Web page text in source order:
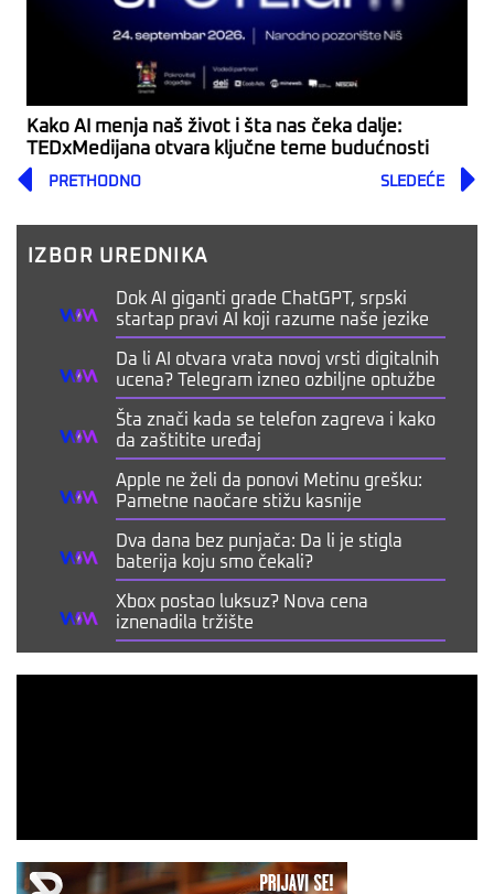
Kako AI menja naš život i šta nas čeka dalje:
TEDxMedijana otvara ključne teme budućnosti
Prev
PRETHODNO SLEDEĆE
IZBOR UREDNIKA
Dok AI giganti grade ChatGPT, srpski
startap pravi AI koji razume naše jezike
Da li AI otvara vrata novoj vrsti digitalnih
ucena? Telegram izneo ozbiljne optužbe
Šta znači kada se telefon zagreva i kako
da zaštitite uređaj
Apple ne želi da ponovi Metinu grešku:
Pametne naočare stižu kasnije
Dva dana bez punjača: Da li je stigla
baterija koju smo čekali?
Xbox postao luksuz? Nova cena
iznenadila tržište